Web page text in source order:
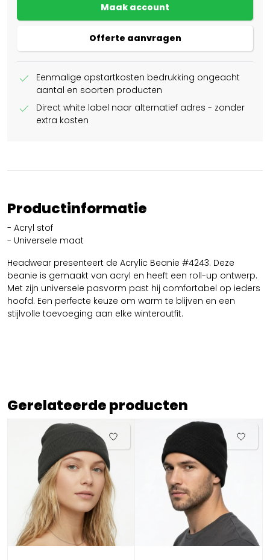
Maak account
Offerte aanvragen
check
Eenmalige opstartkosten bedrukking ongeacht
aantal en soorten producten
check
Direct white label naar alternatief adres - zonder
extra kosten
Productinformatie
- Acryl stof
- Universele maat
Headwear presenteert de Acrylic Beanie #4243. Deze
beanie is gemaakt van acryl en heeft een roll-up ontwerp.
Met zijn universele pasvorm past hij comfortabel op ieders
hoofd. Een perfecte keuze om warm te blijven en een
stijlvolle toevoeging aan elke winteroutfit.
Gerelateerde producten